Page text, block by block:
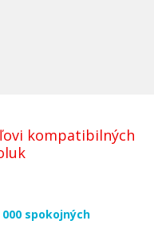
kompatibilných
000 spokojných